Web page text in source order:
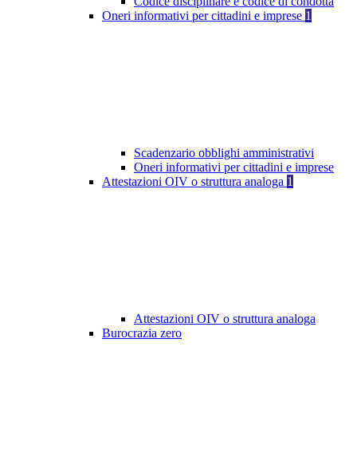
Oneri informativi per cittadini e imprese 1
Scadenzario obblighi amministrativi
Oneri informativi per cittadini e imprese
Attestazioni OIV o struttura analoga 1
Attestazioni OIV o struttura analoga
Burocrazia zero